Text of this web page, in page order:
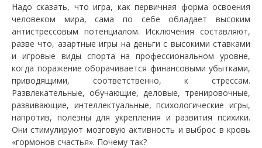
Надо сказать, что игра, как первичная форма освоения
человеком мира, сама по себе обладает высоким
антистрессовым потенциалом. Исключения составляют,
разве что, азартные игры на деньги с высокими ставками
и игровые виды спорта на профессиональном уровне,
когда поражение оборачивается финансовыми убытками,
приводящими, соответственно, к стрессам.
Развлекательные, обучающие, деловые, тренировочные,
развивающие, интеллектуальные, психологические игры,
напротив, полезны для укрепления и развития психики.
Они стимулируют мозговую активность и выброс в кровь
«гормонов счастья». Почему так?